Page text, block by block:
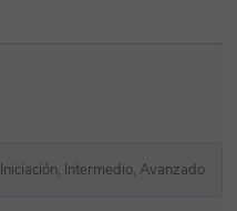
Iniciación, Intermedio, Avanzado